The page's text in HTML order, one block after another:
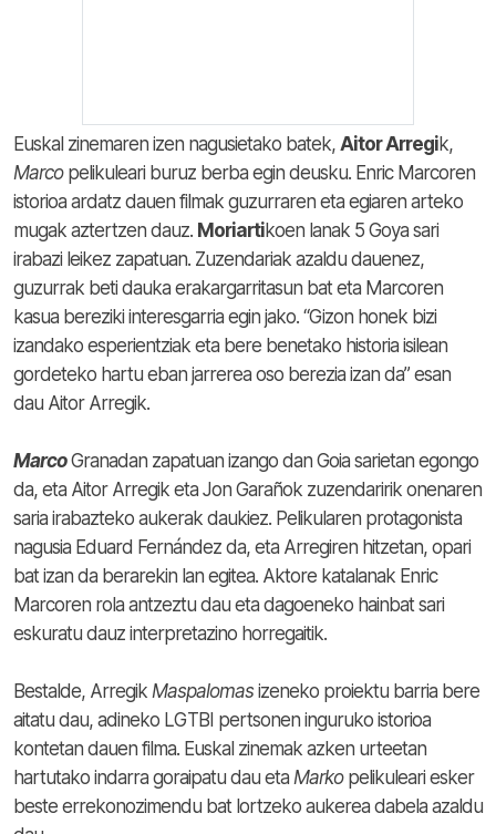
Euskal zinemaren izen nagusietako batek, Aitor Arregik,
Marcopelikuleari buruz berba egin deusku. Enric Marcoren
istorioa ardatz dauen filmak guzurraren eta egiaren arteko
mugak aztertzen dauz. Moriartikoen lanak 5 Goya sari
irabazi leikez zapatuan. Zuzendariak azaldu dauenez,
guzurrak beti dauka erakargarritasun bat eta Marcoren
kasua bereziki interesgarria egin jako. “Gizon honek bizi
izandako esperientziak eta bere benetako historia isilean
gordeteko hartu eban jarrerea oso berezia izan da” esan
dau Aitor Arregik.
Marco Granadan zapatuan izango dan Goia sarietan egongo
da, eta Aitor Arregik eta Jon Garañok zuzendaririk onenaren
saria irabazteko aukerak daukiez. Pelikularen protagonista
nagusia Eduard Fernández da, eta Arregiren hitzetan, opari
bat izan da berarekin lan egitea. Aktore katalanak Enric
Marcoren rola antzeztu dau eta dagoeneko hainbat sari
eskuratu dauz interpretazino horregaitik.
Bestalde, Arregik Maspalomas izeneko proiektu barria bere
aitatu dau, adineko LGTBI pertsonen inguruko istorioa
kontetan dauen filma. Euskal zinemak azken urteetan
hartutako indarra goraipatu dau eta Marko pelikuleari esker
beste errekonozimendu bat lortzeko aukerea dabela azaldu